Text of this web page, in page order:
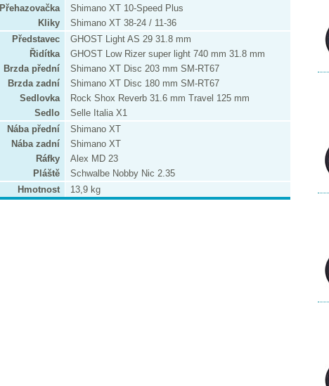
Přehazovačka
Shimano XT 10-Speed Plus
Kliky
Shimano XT 38-24 / 11-36
Představec
GHOST Light AS 29 31.8 mm
Řidítka
GHOST Low Rizer super light 740 mm 31.8 mm
Brzda přední
Shimano XT Disc 203 mm SM-RT67
Brzda zadní
Shimano XT Disc 180 mm SM-RT67
Sedlovka
Rock Shox Reverb 31.6 mm Travel 125 mm
Sedlo
Selle Italia X1
Nába přední
Shimano XT
Nába zadní
Shimano XT
Ráfky
Alex MD 23
Pláště
Schwalbe Nobby Nic 2.35
Hmotnost
13,9 kg